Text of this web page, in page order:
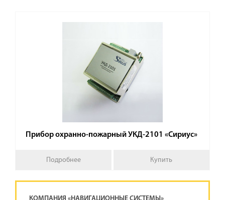
Прибор охранно-пожарный УКД-2101 «Сириус»
Подробнее Купить